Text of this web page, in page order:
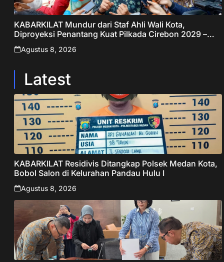
KABARKILAT Mundur dari Staf Ahli Wali Kota,
Diproyeksi Penantang Kuat Pilkada Cirebon 2029 –
Jabar Publisher
Agustus 8, 2026
Latest
KABARKILAT Residivis Ditangkap Polsek Medan Kota,
Bobol Salon di Kelurahan Pandau Hulu I
Agustus 8, 2026